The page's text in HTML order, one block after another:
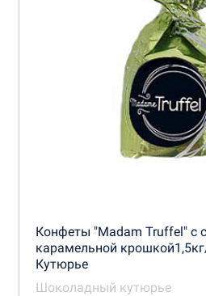
Конфеты "Madam Truffel" с
карамельной
Кутюрье
Шоколадный кутюрье